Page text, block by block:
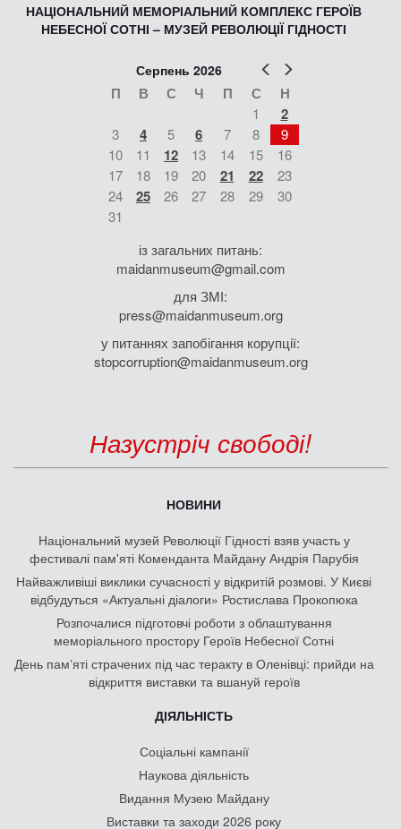
НАЦІОНАЛЬНИЙ МЕМОРІАЛЬНИЙ КОМПЛЕКС ГЕРОЇВ
НЕБЕСНОЇ СОТНІ – МУЗЕЙ РЕВОЛЮЦІЇ ГІДНОСТІ
Попер
Серпень 2026
П В С Ч П С Н
1 2
3 4 5 6 7 8
9
10
11 12 13 14 15
16
17
18 19 20 21 22
23
24
25 26 27 28 29
30
31
із загальних питань:
maidanmuseum@gmail.com
для ЗМІ:
press@maidanmuseum.org
у питаннях запобігання корупції:
stopcorruption@maidanmuseum.org
Назустріч свободі!
НОВИНИ
Національний музей Революції Гідності взяв участь у
фестивалі пам'яті Коменданта Майдану Андрія Парубія
Найважливіші виклики сучасності у відкритій розмові. У Києві
відбудуться «Актуальні діалоги» Ростислава Прокопюка
Розпочалися підготовчі роботи з облаштування
меморіального простору Героїв Небесної Сотні
День памʼяті страчених під час теракту в Оленівці: прийди на
відкриття виставки та вшануй героїв
ДІЯЛЬНІСТЬ
Соціальні кампанії
Наукова діяльність
Видання Музею Майдану
Виставки та заходи 2026 року